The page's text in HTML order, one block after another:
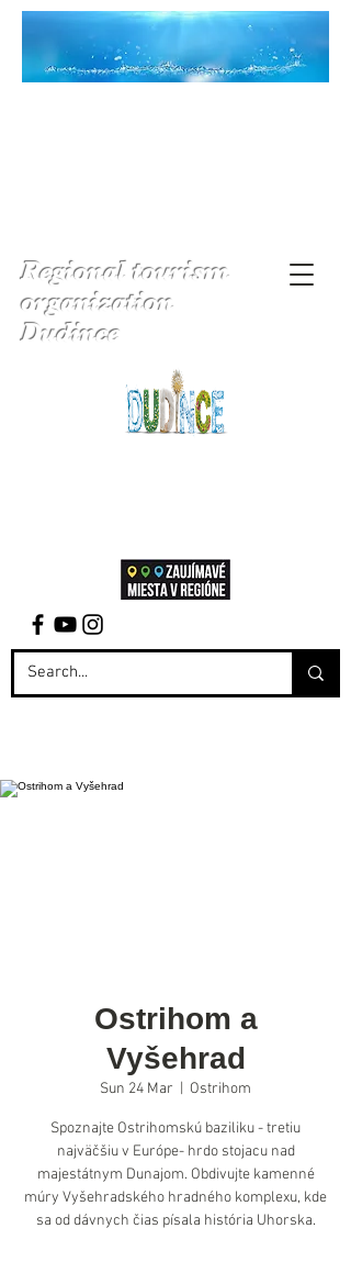
Regional tourism
organization
Dudince
Ostrihom a
Vyšehrad
Sun 24 Mar Ostrihom
Spoznajte Ostrihomskú baziliku - tretiu
najväčšiu v Európe- hrdo stojacu nad
majestátnym Dunajom. Obdivujte kamenné
múry Vyšehradského hradného komplexu, kde
sa od dávnych čias písala história Uhorska.